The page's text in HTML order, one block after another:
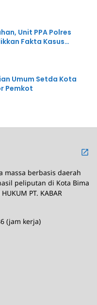
Unit PPA Polres
Fakta Kasus
Umum Setda Kota
Pemkot
massa berbasis daerah
peliputan di Kota Bima
PT. KABAR
(jam kerja)